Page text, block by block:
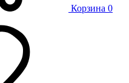
Корзина 0